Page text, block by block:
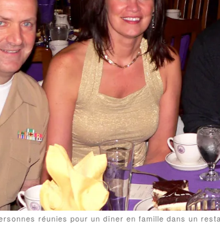
réunies pour un dîner en famille dans un